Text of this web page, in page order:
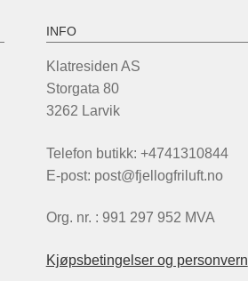
INFO
Klatresiden AS
Storgata 80
3262 Larvik
Telefon butikk: +4741310844
E-post: post@fjellogfriluft.no
Org. nr. : 991 297 952 MVA
Kjøpsbetingelser og personvern